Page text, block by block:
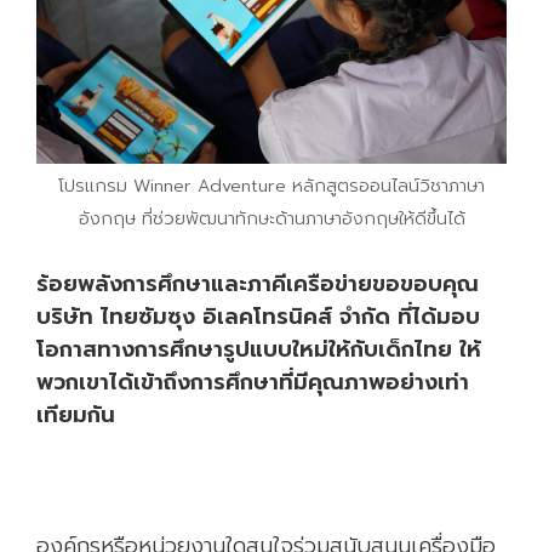
โปรแกรม Winner Adventure หลักสูตรออนไลน์วิชาภาษา
อังกฤษ ที่ช่วยพัฒนาทักษะด้านภาษาอังกฤษให้ดีขึ้นได้
ร้อยพลังการศึกษาและภาคีเครือข่ายขอขอบคุณ
บริษัท ไทยซัมซุง อิเลคโทรนิคส์ จำกัด ที่ได้มอบ
โอกาสทางการศึกษารูปแบบใหม่ให้กับเด็กไทย ให้
พวกเขาได้เข้าถึงการศึกษาที่มีคุณภาพอย่างเท่า
เทียมกัน